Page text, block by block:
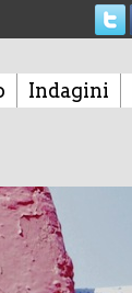
Indagini